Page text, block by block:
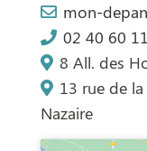
mon-
02 40 60
8 All. des
13 rue de
Nazaire